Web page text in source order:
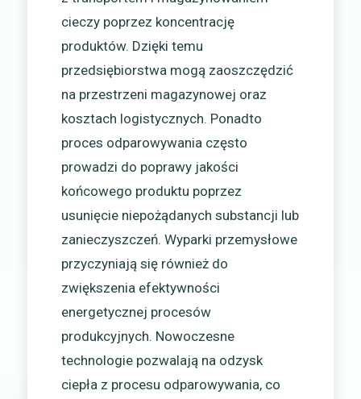
cieczy poprzez koncentrację
produktów. Dzięki temu
przedsiębiorstwa mogą zaoszczędzić
na przestrzeni magazynowej oraz
kosztach logistycznych. Ponadto
proces odparowywania często
prowadzi do poprawy jakości
końcowego produktu poprzez
usunięcie niepożądanych substancji lub
zanieczyszczeń. Wyparki przemysłowe
przyczyniają się również do
zwiększenia efektywności
energetycznej procesów
produkcyjnych. Nowoczesne
technologie pozwalają na odzysk
ciepła z procesu odparowywania, co